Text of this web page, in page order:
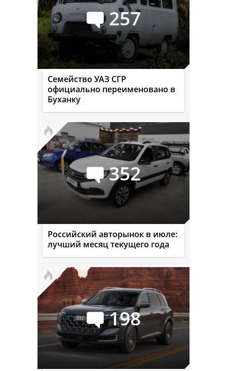
257
Семейство УАЗ СГР
официально переименовано в
Буханку
352
Российский авторынок в июле:
лучший месяц текущего года
198